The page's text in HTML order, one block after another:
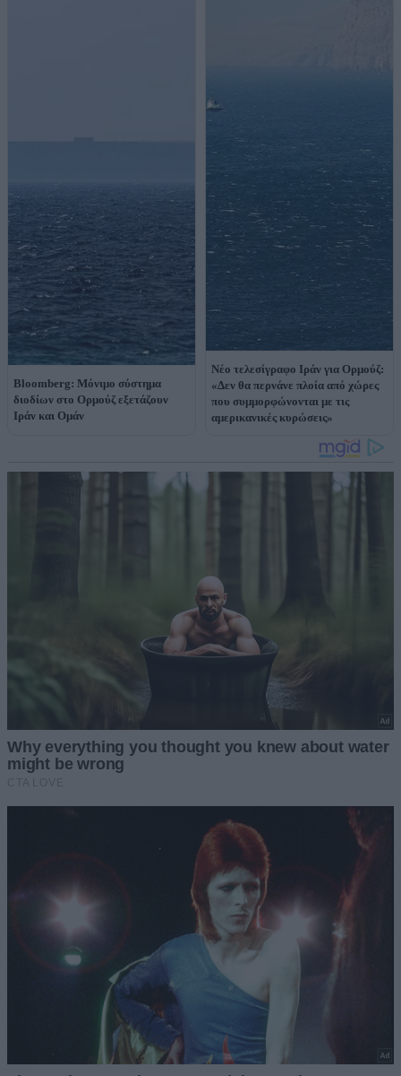
Bloomberg: Μόνιμο σύστημα
διοδίων στο Ορμούζ εξετάζουν
Ιράν και Ομάν
Νέο τελεσίγραφο Ιράν για Ορμούζ:
«Δεν θα περνάνε πλοία από χώρες
που συμμορφώνονται με τις
αμερικανικές κυρώσεις»